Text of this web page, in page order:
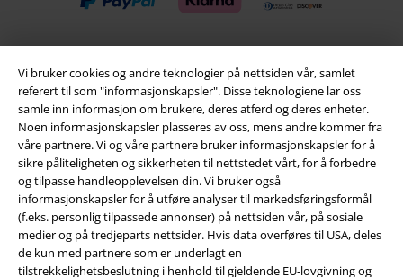
Vi bruker cookies og andre teknologier på nettsiden vår, samlet
referert til som "informasjonskapsler". Disse teknologiene lar oss
samle inn informasjon om brukere, deres atferd og deres enheter.
Noen informasjonskapsler plasseres av oss, mens andre kommer fra
våre partnere. Vi og våre partnere bruker informasjonskapsler for å
sikre påliteligheten og sikkerheten til nettstedet vårt, for å forbedre
og tilpasse handleopplevelsen din. Vi bruker også
informasjonskapsler for å utføre analyser til markedsføringsformål
(f.eks. personlig tilpassede annonser) på nettsiden vår, på sosiale
medier og på tredjeparts nettsider. Hvis data overføres til USA, deles
de kun med partnere som er underlagt en
tilstrekkelighetsbeslutning i henhold til gjeldende EU-lovgivning og
Frakt
EMP App
Her kan du laste ned EMPs nye app helt gratis og ta del i alle de nye
funksjonene og fordelene!